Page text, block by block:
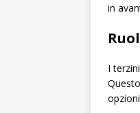
in
I